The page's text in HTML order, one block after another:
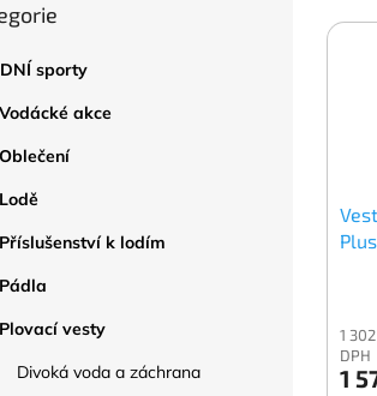
sporty
Vodácké akce
Oblečení
Lodě
Příslušenství k lodím
Pádla
Plovací vesty
Divoká voda a záchrana
n
V
1
DPH
1